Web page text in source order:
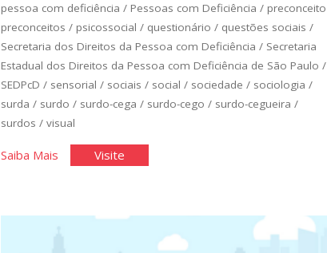
pessoa com deficiência / Pessoas com Deficiência / preconceito
preconceitos / psicossocial / questionário / questões sociais /
Secretaria dos Direitos da Pessoa com Deficiência / Secretaria
Estadual dos Direitos da Pessoa com Deficiência de São Paulo /
SEDPcD / sensorial / sociais / social / sociedade / sociologia /
surda / surdo / surdo-cega / surdo-cego / surdo-cegueira /
surdos / visual
Saiba Mais"Questionário
Visite"Questionário